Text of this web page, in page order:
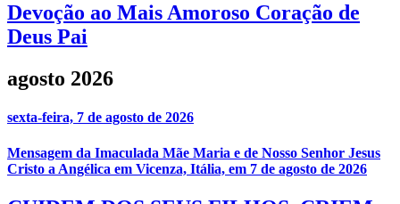
Devoção ao Mais Amoroso Coração de
Deus Pai
agosto 2026
sexta-feira, 7 de agosto de 2026
Mensagem da Imaculada Mãe Maria e de Nosso Senhor Jesus
Cristo a Angélica em Vicenza, Itália, em 7 de agosto de 2026